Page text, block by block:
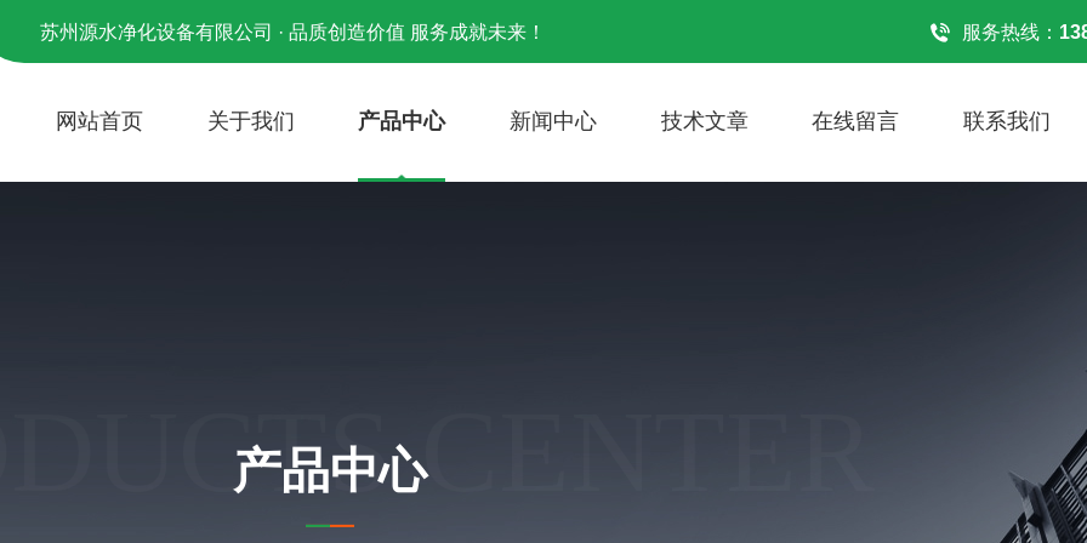
苏州源水净化设备有限公司 · 品质创造价值 服务成就未来！ 服务热线：
网站首页 关于我们 产品中心 新闻中心 技术文章 在线留言 联系我们
CENTER
产品中心